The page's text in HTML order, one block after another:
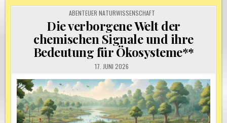
POSTED
IN
ABENTEUER NATURWISSENSCHAFT
Die verborgene Welt der
chemischen Signale und ihre
Bedeutung für Ökosysteme**
17. JUNI 2026